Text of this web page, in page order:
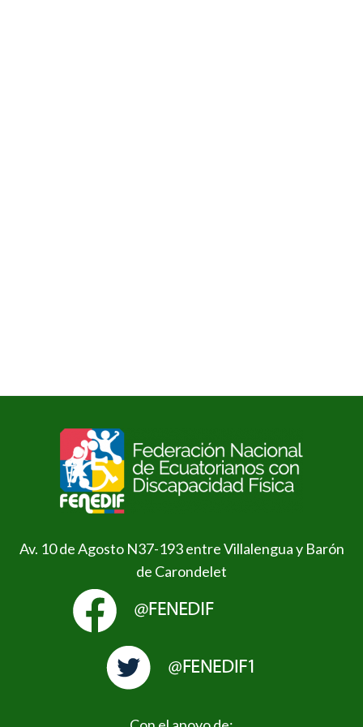
Av. 10 de Agosto N37-193 entre Villalengua y Barón
de Carondelet